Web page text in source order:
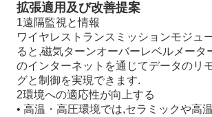
拡張適用及び改善提案
1遠隔監視と情報
ワイヤレストランスミッションモジュ
ると,磁気ターンオーバーレベルメータ
のインターネットを通じてデータのリ
グと制御を実現できます.
2環境への適応性が向上する
• 高温・高圧環境では,セラミックや高